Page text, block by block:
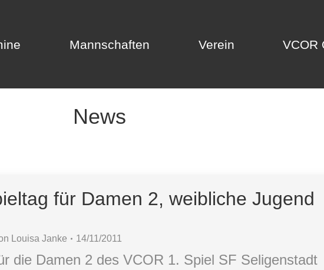
Mannschaften Verein VCOR
News
für Damen 2, weibliche Jugend
Louisa Janke 14/11/2011
die Damen 2 des VCOR 1. Spiel SF Seligenstadt